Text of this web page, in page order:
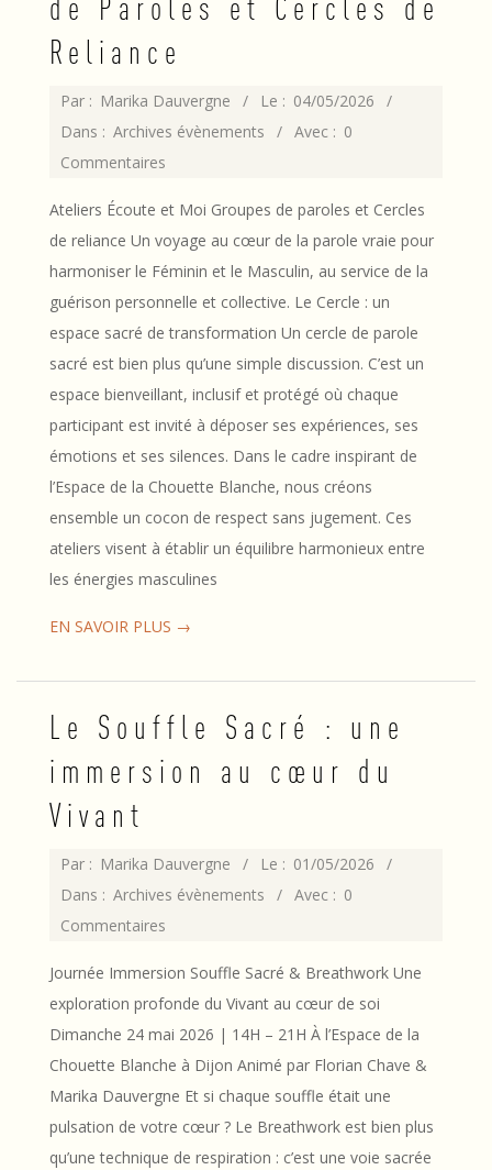
Reliance
2026-
05-
04
Par : Marika Dauvergne Le : 04/05/2026
Dans : Archives évènements Avec : 0
Commentaires
Ateliers Écoute et Moi Groupes de paroles et Cercles
de reliance Un voyage au cœur de la parole vraie pour
harmoniser le Féminin et le Masculin, au service de la
guérison personnelle et collective. Le Cercle : un
espace sacré de transformation Un cercle de parole
sacré est bien plus qu’une simple discussion. C’est un
espace bienveillant, inclusif et protégé où chaque
participant est invité à déposer ses expériences, ses
émotions et ses silences. Dans le cadre inspirant de
l’Espace de la Chouette Blanche, nous créons
ensemble un cocon de respect sans jugement. Ces
ateliers visent à établir un équilibre harmonieux entre
les énergies masculines
EN SAVOIR PLUS →
Le Souffle Sacré : une
immersion au cœur du
Vivant
2026-
05-
01
Par : Marika Dauvergne Le : 01/05/2026
Dans : Archives évènements Avec : 0
Commentaires
Journée Immersion Souffle Sacré & Breathwork Une
exploration profonde du Vivant au cœur de soi
Dimanche 24 mai 2026 | 14H – 21H À l’Espace de la
Chouette Blanche à Dijon Animé par Florian Chave &
Marika Dauvergne Et si chaque souffle était une
pulsation de votre cœur ? Le Breathwork est bien plus
qu’une technique de respiration : c’est une voie sacrée